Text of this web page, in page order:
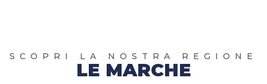
SCOPRI LA NOSTRA REGIONE
LE MARCHE